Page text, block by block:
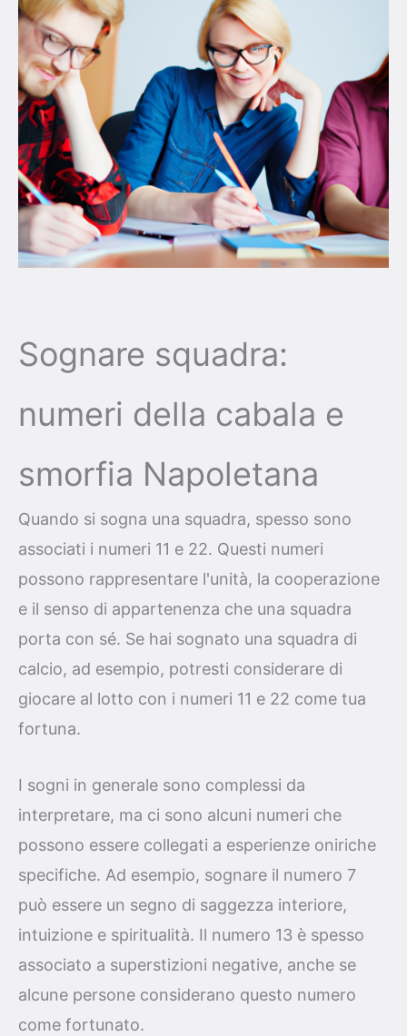
Sognare squadra:
numeri della cabala e
smorfia Napoletana
Quando si sogna una squadra, spesso sono
associati i numeri 11 e 22. Questi numeri
possono rappresentare l'unità, la cooperazione
e il senso di appartenenza che una squadra
porta con sé. Se hai sognato una squadra di
calcio, ad esempio, potresti considerare di
giocare al lotto con i numeri 11 e 22 come tua
fortuna.
I sogni in generale sono complessi da
interpretare, ma ci sono alcuni numeri che
possono essere collegati a esperienze oniriche
specifiche. Ad esempio, sognare il numero 7
può essere un segno di saggezza interiore,
intuizione e spiritualità. Il numero 13 è spesso
associato a superstizioni negative, anche se
alcune persone considerano questo numero
come fortunato.